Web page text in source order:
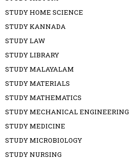
STUDY HOME SCIENCE
STUDY KANNADA
STUDY LAW
STUDY LIBRARY
STUDY MALAYALAM
STUDY MATERIALS
STUDY MATHEMATICS
STUDY MECHANICAL ENGINEERING
STUDY MEDICINE
STUDY MICROBIOLOGY
STUDY NURSING